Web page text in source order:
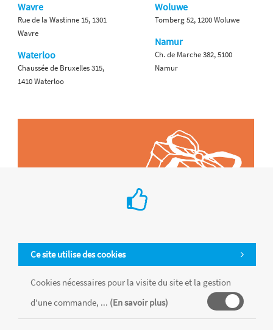
Ce site utilise des cookies
Cookies nécessaires pour la visite du site et la gestion
d'une commande, ... (En savoir plus)
Wavre
Rue de la Wastinne 15, 1301
Wavre
Waterloo
Chaussée de Bruxelles 315,
1410 Waterloo
Woluwe
Tomberg 52, 1200 Woluwe
Namur
Ch. de Marche 382, 5100
Namur
Tous les produits sont vendus dans la limite des stocks disponibles de